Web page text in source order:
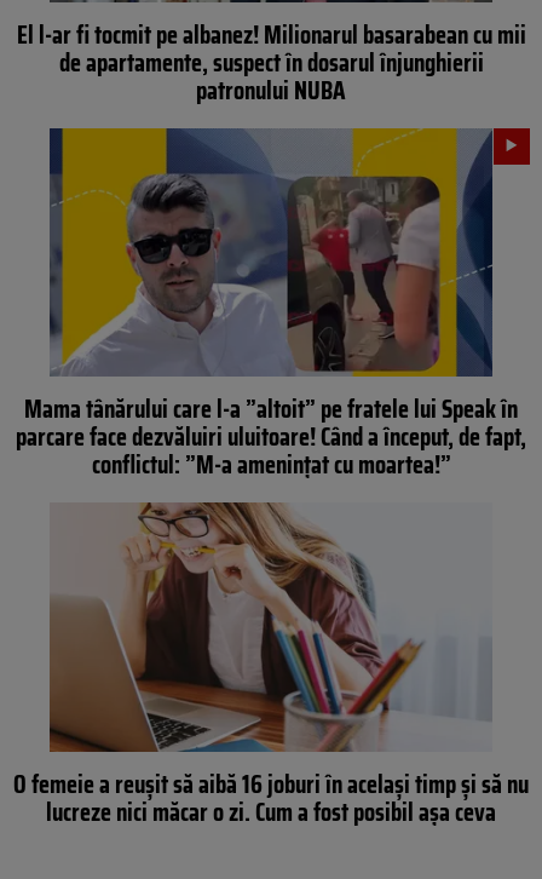
El l-ar fi tocmit pe albanez! Milionarul basarabean cu mii
de apartamente, suspect în dosarul înjunghierii
patronului NUBA
Mama tânărului care l-a ”altoit” pe fratele lui Speak în
parcare face dezvăluiri uluitoare! Când a început, de fapt,
conflictul: ”M-a amenințat cu moartea!”
O femeie a reușit să aibă 16 joburi în același timp şi să nu
lucreze nici măcar o zi. Cum a fost posibil așa ceva